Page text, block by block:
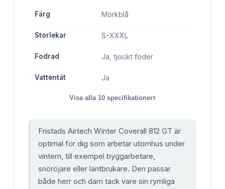
Färg Mörkblå
Storlekar S-XXXL
Fodrad Ja, tjockt foder
Vattentät Ja
Visa alla 10 specifikationer›
Fristads Airtech Winter Coverall 812 GT är
optimal för dig som arbetar utomhus under
vintern, till exempel byggarbetare,
snöröjare eller lantbrukare. Den passar
både herr och dam tack vare sin rymliga